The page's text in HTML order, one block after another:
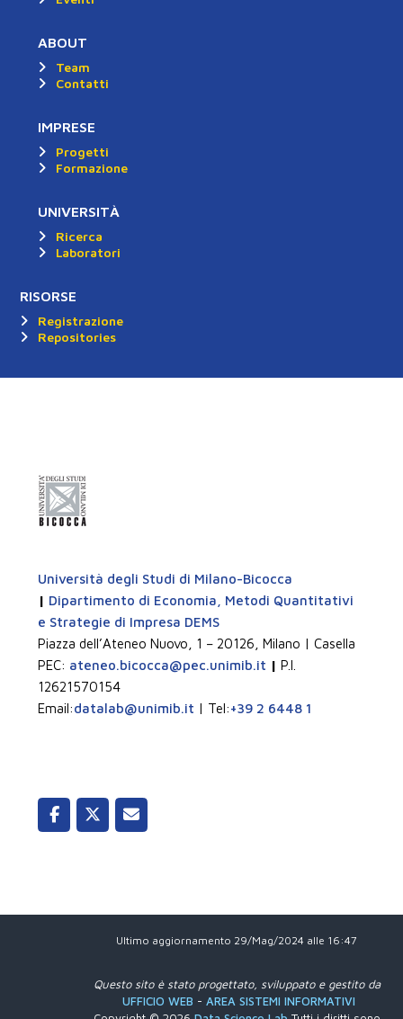
ABOUT
Team
Contatti
IMPRESE
Progetti
Formazione
UNIVERSITÀ
Ricerca
Laboratori
RISORSE
Registrazione
Repositories
Università degli Studi di Milano-Bicocca
| Dipartimento di Economia, Metodi Quantitativi
e Strategie di Impresa DEMS
Piazza dell’Ateneo Nuovo, 1 – 20126, Milano | Casella
PEC: ateneo.bicocca@pec.unimib.it |P.I.
12621570154
Email:datalab@unimib.it | Tel:+39 2 6448 1
Ultimo aggiornamento 29/Mag/2024 alle 16:47
Questo sito è stato progettato, sviluppato e gestito da
UFFICIO WEB - AREA SISTEMI INFORMATIVI